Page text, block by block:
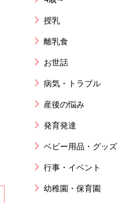
授乳
離乳食
お世話
病気・トラブル
産後の悩み
発育発達
ベビー用品・グッズ
行事・イベント
幼稚園・保育園